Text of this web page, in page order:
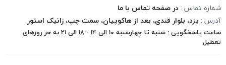
شماره تماس : در صفحه تماس با ما
آدرس : یزد، بلوار قندی، بعد از هاکوپیان، سمت چپ، زانیک استور
ساعت پاسخگویی : شنبه تا چهارشنبه 10 الی 14 - 18 الی 21 به جز روزهای
تعطیل